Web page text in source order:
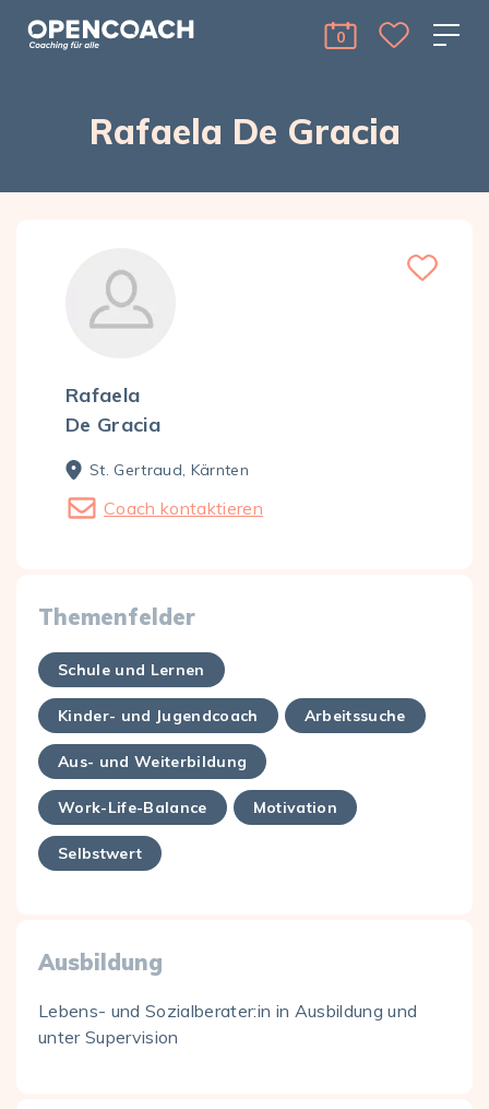
Open Coach
0
Rafaela De Gracia
Rafaela
De Gracia
St. Gertraud, Kärnten
Coach kontaktieren
Themenfelder
Schule und Lernen
Kinder- und Jugendcoach Arbeitssuche
Aus- und Weiterbildung
Work-Life-Balance Motivation
Selbstwert
Ausbildung
Lebens- und Sozialberater:in in Ausbildung und
unter Supervision